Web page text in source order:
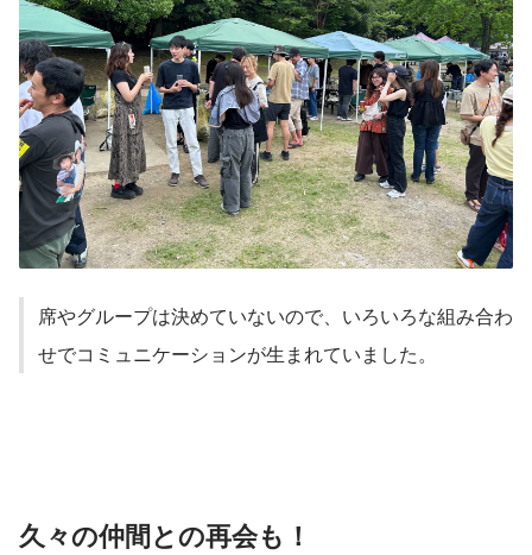
席やグループは決めていないので、いろいろな組み合わ
せでコミュニケーションが生まれていました。
久々の仲間との再会も！